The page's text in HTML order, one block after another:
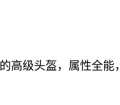
高级头盔，属性全能